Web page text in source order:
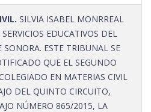
SILVIA ISABEL MONRREAL
EDUCATIVOS DEL
SONORA. ESTE TRIBUNAL SE
QUE EL SEGUNDO
EN MATERIAS CIVIL
DEL QUINTO CIRCUITO,
NÚMERO 865/2015, LA